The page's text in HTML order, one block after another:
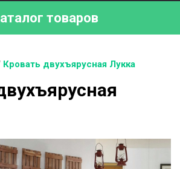
товаров
Кровать двухъярусная Лукка